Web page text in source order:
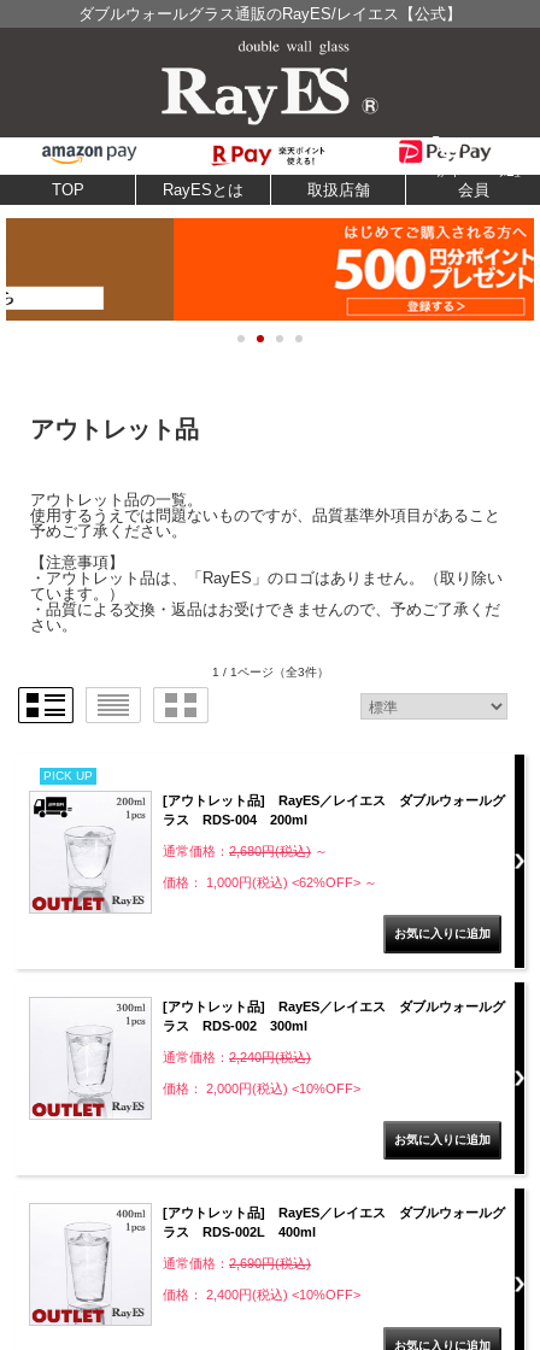
ダブルウォールグラス通販のRayES/レイエス【公式】
TOP RayESとは 取扱店舗 会員
アウトレット品
アウトレット品の一覧。
使用するうえでは問題ないものですが、品質基準外項目があること
予めご了承ください。
【注意事項】
・アウトレット品は、「RayES」のロゴはありません。（取り除い
ています。）
・品質による交換・返品はお受けできませんので、予めご了承くだ
さい。
1 / 1ページ （全3件）
PICK UP
[アウトレット品] RayES／レイエス ダブルウォールグ
ラス RDS-004 200ml
通常価格： 2,680円(税込) ～
価格： 1,000円(税込) <62%OFF> ～
[アウトレット品] RayES／レイエス ダブルウォールグ
ラス RDS-002 300ml
通常価格： 2,240円(税込)
価格： 2,000円(税込) <10%OFF>
[アウトレット品] RayES／レイエス ダブルウォールグ
ラス RDS-002L 400ml
通常価格： 2,690円(税込)
価格： 2,400円(税込) <10%OFF>